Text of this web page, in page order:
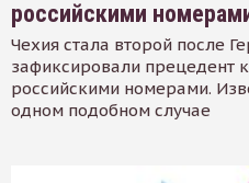
российскими
Чехия стала второй после
зафиксировали прецедент
российскими номерами.
одном подобном случае